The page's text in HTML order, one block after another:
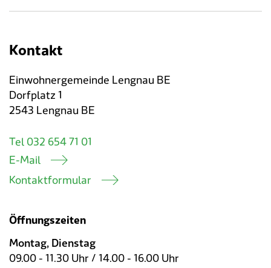
Kontakt
Einwohnergemeinde Lengnau BE
Dorfplatz 1
2543 Lengnau BE
Tel 032 654 71 01
E-Mail
Kontaktformular
Öffnungszeiten
Montag, Dienstag
09.00 - 11.30 Uhr / 14.00 - 16.00 Uhr